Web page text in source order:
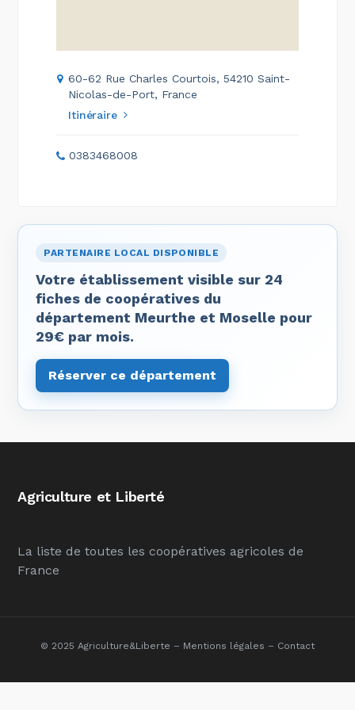
60-62 Rue Charles Courtois, 54210 Saint-
Nicolas-de-Port, France
Itinéraire
0383468008
PARTENAIRE LOCAL DISPONIBLE
Votre établissement visible sur 24
fiches de coopératives du
département Meurthe et Moselle pour
29€ par mois.
Réserver ce département
Agriculture et Liberté
La liste de toutes les coopératives agricoles de
France
© 2025 Agriculture&Liberte – Mentions légales – Contact